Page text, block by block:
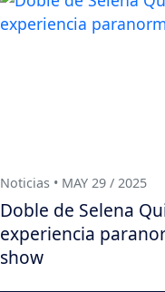
Noticias • MAY 29 / 2025
Doble de Selena
experiencia
show